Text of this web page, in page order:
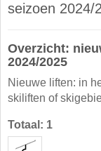
seizoen 2024/
Overzicht:
2024/2025
Nieuwe liften: in
skiliften of
Totaal: 1